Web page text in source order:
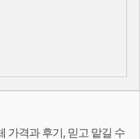
가격과 후기, 믿고 맡길 수